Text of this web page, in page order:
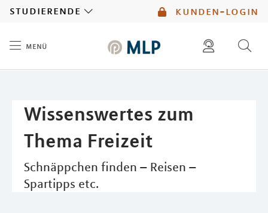
kunden-login
studierende
menü
Wissenswertes zum
Thema Freizeit
Schnäppchen finden – Reisen –
Spartipps etc.